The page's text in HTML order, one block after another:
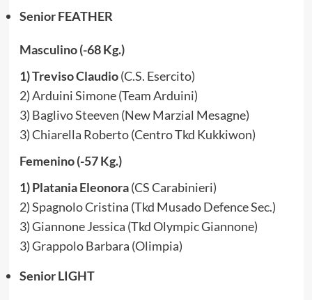
Senior FEATHER
Masculino (-68 Kg.)
1) Treviso Claudio(C.S. Esercito)
2) Arduini Simone (Team Arduini)
3) Baglivo Steeven (New Marzial Mesagne)
3) Chiarella Roberto (Centro Tkd Kukkiwon)
Femenino (-57 Kg.)
1) Platania Eleonora(CS Carabinieri)
2) Spagnolo Cristina (Tkd Musado Defence Sec.)
3) Giannone Jessica (Tkd Olympic Giannone)
3) Grappolo Barbara (Olimpia)
Senior LIGHT